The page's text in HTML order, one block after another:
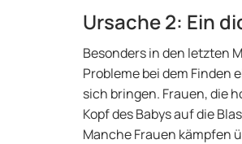
Ursache 2: Ein
Besonders in den letzten
Probleme bei dem
sich bringen. Frauen, die
Kopf des Babys auf die
Manche Frauen kämpfen